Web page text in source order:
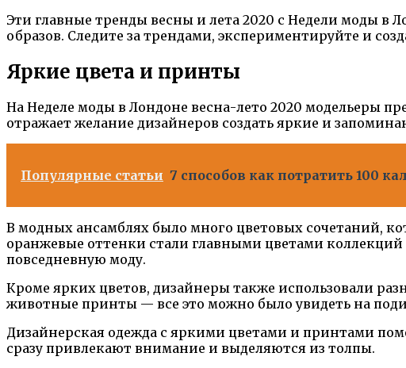
Эти главные тренды весны и лета 2020 с Недели моды
образов. Следите за трендами, экспериментируйте и
Яркие цвета и принты
На Неделе моды в Лондоне весна-лето 2020 модельеры
отражает желание дизайнеров создать яркие и
Популярные статьи 7 способов как потратить 100
В модных ансамблях было много цветовых сочетаний,
оранжевые оттенки стали главными цветами
повседневную моду.
Кроме ярких цветов, дизайнеры также использовали
животные принты — все это можно было увидеть на
Дизайнерская одежда с яркими цветами и принтами
сразу привлекают внимание и выделяются из толпы.